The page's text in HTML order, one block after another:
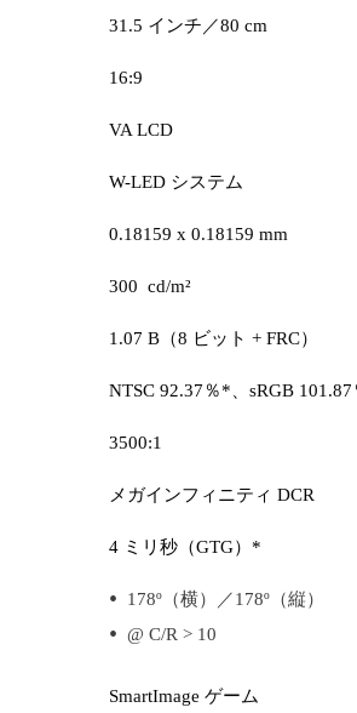
31.5 インチ／80 cm
16:9
VA LCD
W-LED システム
0.18159 x 0.18159 mm
300 cd/m²
1.07 B（8 ビット + FRC）
NTSC 92.37％*、sRGB
3500:1
メガインフィニティ DCR
4 ミリ秒（GTG）*
178º（横）／178º（縦）
@ C/R > 10
SmartImage ゲーム